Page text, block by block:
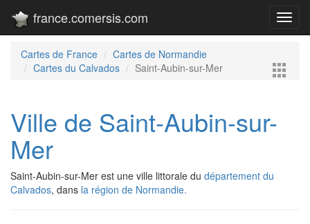
france.comersis.com
Cartes de France
Cartes de Normandie
Cartes du Calvados
Saint-Aubin-sur-Mer
Ville de Saint-Aubin-sur-
Mer
Saint-Aubin-sur-Mer est une ville littorale du département du
Calvados, dans la région de Normandie.